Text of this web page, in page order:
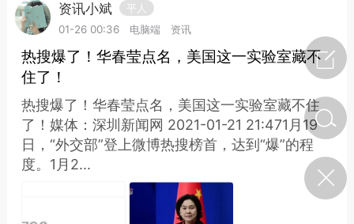
节气气象
·特急预警】关
资讯小斌
平人
01-26 00:36
电脑端 资讯
热搜爆了！华春莹点名，美国这一实验室藏不
住了！
热搜爆了！华春莹点名，美国这一实验室藏不住
了！媒体：深圳新闻网 2021-01-21 21:471月19
日，“外交部”登上微博热搜榜首，达到“爆”的程
度。1月2...